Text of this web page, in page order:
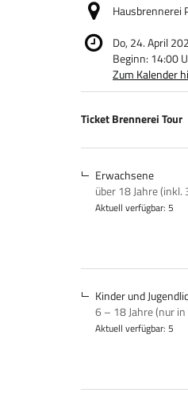
Hausbrennerei
Do, 24. April
Beginn: 14:00
Zum Kalender
Produkte
Produkte
Ticket Brennerei Tour
Erwachsene
über 18 Jahre
Aktuell verfügbar: 5
Kinder und
6 – 18 Jahre (nur
Aktuell verfügbar: 5